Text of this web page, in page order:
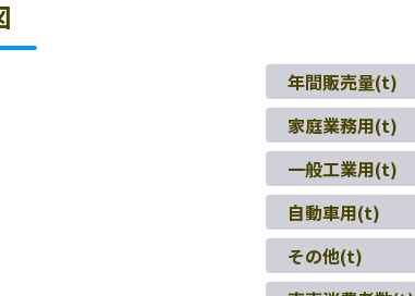
年間販売量(t)
家庭業務用(t)
一般工業用(t)
自動車用(t)
その他(t)